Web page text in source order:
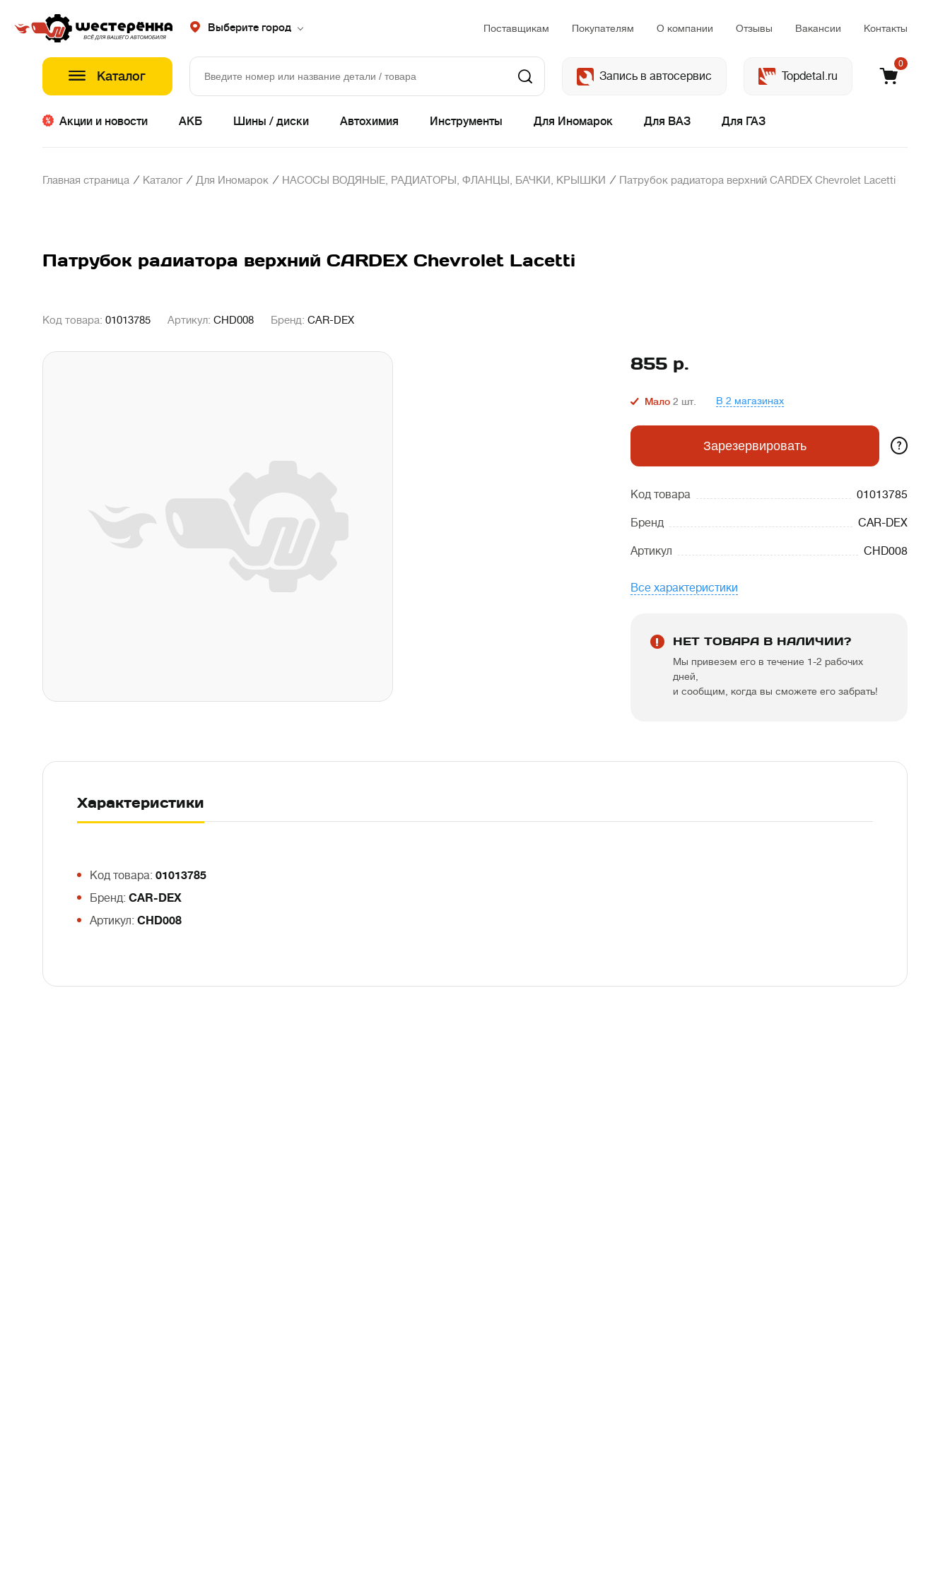
Выберите город Поставщикам Покупателям О компании Отзывы Вакансии Контакты
Каталог Запись в автосервис Topdetal.ru
0
Акции и новости АКБ Шины / диски Автохимия Инструменты Для Иномарок Для ВАЗ Для ГАЗ
Главная страница / Каталог / Для Иномарок / НАСОСЫ ВОДЯНЫЕ, РАДИАТОРЫ, ФЛАНЦЫ, БАЧКИ, КРЫШКИ / Патрубок радиатора верхний CARDEX Chevrolet Lacetti
Патрубок радиатора верхний CARDEX Chevrolet Lacetti
Код товара: 01013785 Артикул: CHD008 Бренд: CAR-DEX
855 р.
Мало 2 шт. В 2 магазинах
Зарезервировать ?
Код товара 01013785
Бренд CAR-DEX
Артикул CHD008
Все характеристики
НЕТ ТОВАРА В НАЛИЧИИ?
Мы привезем его в течение 1-2 рабочих
дней,
и сообщим, когда вы сможете его забрать!
Характеристики
Код товара: 01013785
Бренд: CAR-DEX
Артикул: CHD008